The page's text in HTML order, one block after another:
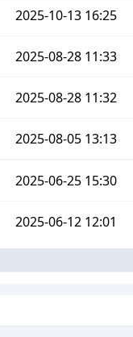
2025-10-13 16:25
2025-08-28 11:33
2025-08-28 11:32
2025-08-05 13:13
2025-06-25 15:30
2025-06-12 12:01